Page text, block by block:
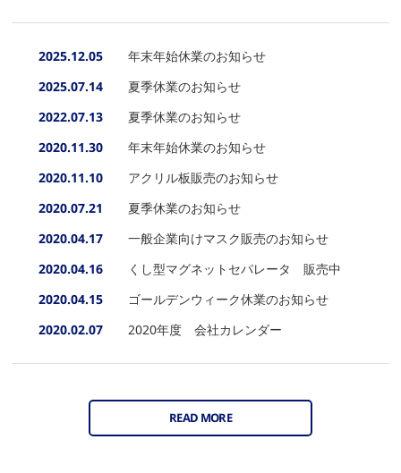
2025.12.05
年末年始休業のお知らせ
2025.07.14
夏季休業のお知らせ
2022.07.13
夏季休業のお知らせ
2020.11.30
年末年始休業のお知らせ
2020.11.10
アクリル板販売のお知らせ
2020.07.21
夏季休業のお知らせ
2020.04.17
一般企業向けマスク販売のお知らせ
2020.04.16
くし型マグネットセパレータ 販売中
2020.04.15
ゴールデンウィーク休業のお知らせ
2020.02.07
2020年度 会社カレンダー
READ MORE